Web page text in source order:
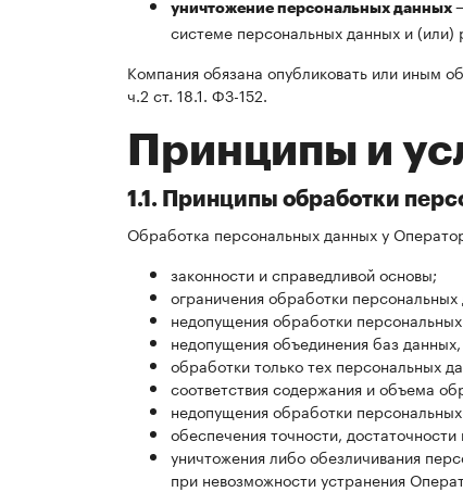
уничтожение персональных данных
системе персональных данных и (или)
Компания обязана опубликовать или иным
ч.2 ст. 18.1. ФЗ-152.
Принципы и
1.1. Принципы обработки
Обработка персональных данных у
законности и справедливой основы;
ограничения обработки
недопущения обработки
недопущения объединения баз
обработки только тех персональных
соответствия содержания и объема
недопущения обработки
обеспечения точности,
уничтожения либо обезличивания
при невозможности устранения